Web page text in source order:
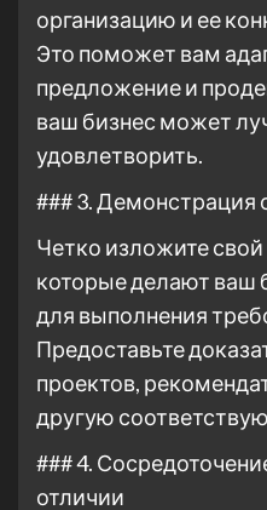
организацию и ее
Это поможет вам
предложение и
ваш бизнес может
удовлетворить.
### 3. Демонстрация
Четко изложите
которые делают ваш
для выполнения
Предоставьте
проектов,
другую
### 4.
отличии